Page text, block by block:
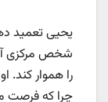
یحیی تعمید
شخص مرکزی
را هموار
چرا که فرصت